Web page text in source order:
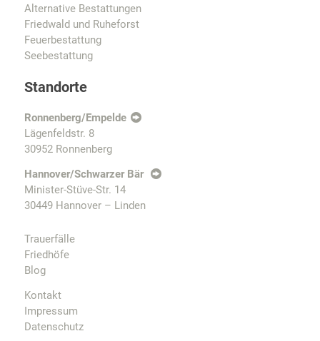
Alternative Bestattungen
Friedwald und Ruheforst
Feuerbestattung
Seebestattung
Standorte
Ronnenberg/Empelde
Lägenfeldstr. 8
30952 Ronnenberg
Hannover/Schwarzer Bär
Minister-Stüve-Str. 14
30449 Hannover – Linden
Trauerfälle
Friedhöfe
Blog
Kontakt
Impressum
Datenschutz